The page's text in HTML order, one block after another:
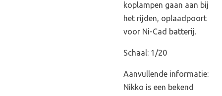
koplampen gaan aan bij
het rijden, oplaadpoort
voor Ni-Cad batterij.
Schaal: 1/20
Aanvullende informatie:
Nikko is een bekend